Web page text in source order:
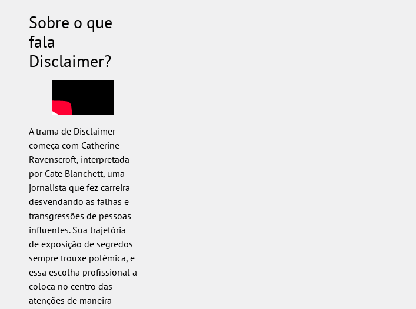
Sobre o que
fala
Disclaimer?
A trama de Disclaimer
começa com Catherine
Ravenscroft, interpretada
por Cate Blanchett, uma
jornalista que fez carreira
desvendando as falhas e
transgressões de pessoas
influentes. Sua trajetória
de exposição de segredos
sempre trouxe polêmica, e
essa escolha profissional a
coloca no centro das
atenções de maneira